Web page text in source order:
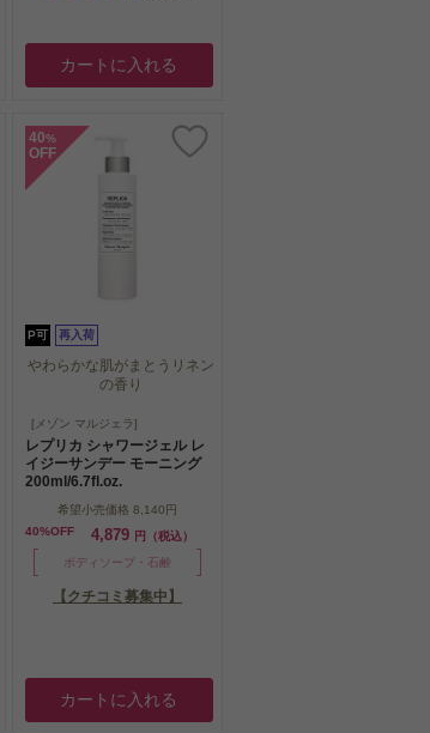
カートに入れる
40%
OFF
P可 再入荷
やわらかな肌がまとうリネン
の香り
やわらかな肌がまとうリネン
の香り
[メゾン マルジェラ]
レプリカ シャワージェル レ
イジーサンデー モーニング
200ml/6.7fl.oz.
希望小売価格 8,140円
40%OFF
4,879 円（税込）
ボディソープ・石鹸
【クチコミ募集中】
カートに入れる